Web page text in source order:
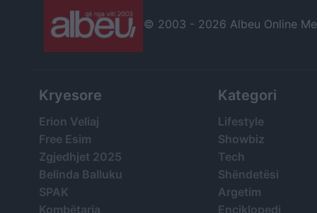
© 2003 - 2026 Albeu Online
Kryesore
Erion Veliaj
Free Esim
Zgjedhjet 2025
Belinda Balluku
SPAK
Kombëtarja
Kategori
Lifestyle
Showbiz
Tech
Shëndetësi
Argetim
Enciklopedi